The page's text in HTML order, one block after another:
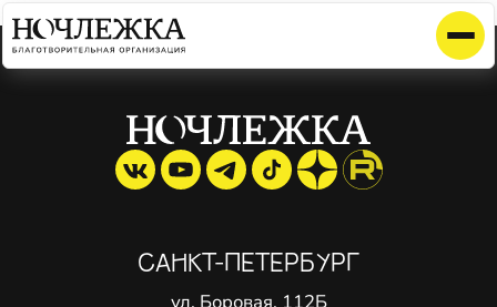
Элемент не найден!
САНКТ-ПЕТЕРБУРГ